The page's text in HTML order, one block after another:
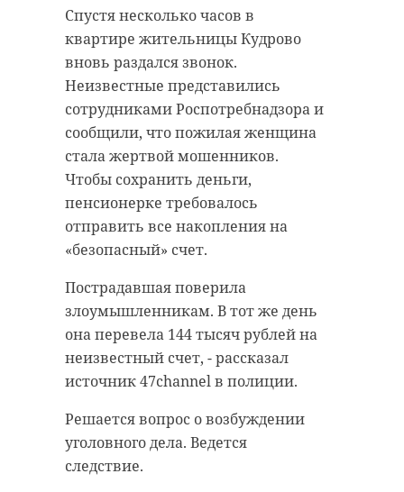
Спустя несколько часов в
квартире жительницы Кудрово
вновь раздался звонок.
Неизвестные представились
сотрудниками Роспотребнадзора и
сообщили, что пожилая женщина
стала жертвой мошенников.
Чтобы сохранить деньги,
пенсионерке требовалось
отправить все накопления на
«безопасный» счет.
Пострадавшая поверила
злоумышленникам. В тот же день
она перевела 144 тысяч рублей на
неизвестный счет, - рассказал
источник 47channel в полиции.
Решается вопрос о возбуждении
уголовного дела. Ведется
следствие.
районной администрации
провести очистку и дезинфекцию
территории для профилактики
возможных заболеваний.
Вопросы санитарно-
эпидемиологической
безопасности остаются под
контролем Роспотребнадзора
Ленинградской области,
подчеркнули в Управлении.
Река Луга
подтопила
участки и
"Возрождение"
В СНТ "Возрождение" (Кингисеппский
затопив участки и дорогу.
Фото: https://t.me/rosreestr47/2325
всеволожск